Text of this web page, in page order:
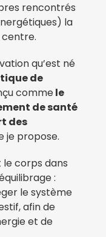
rencontrés
la
qu’est né
de
commele
de santé
des
je propose.
le corps dans
:
le système
afin de
et de